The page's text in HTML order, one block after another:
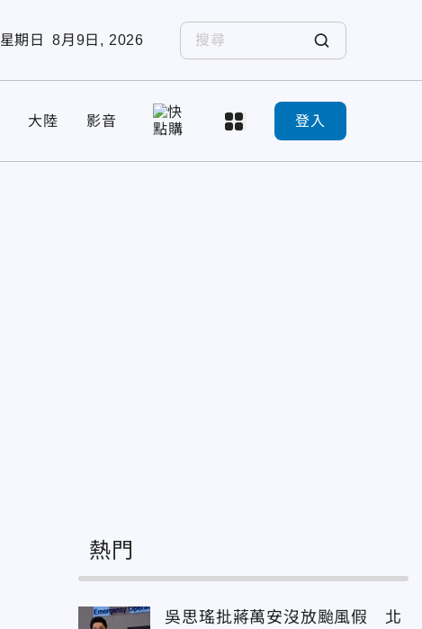
星期日 8月9日, 2026
大陸 影音 登入
熱門
吳思瑤批蔣萬安沒放颱風假 北